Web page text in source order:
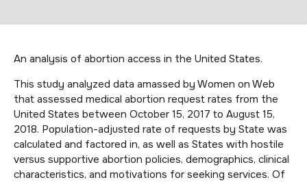
An analysis of abortion access in the United States.
This study analyzed data amassed by Women on Web
that assessed medical abortion request rates from the
United States between October 15, 2017 to August 15,
2018. Population-adjusted rate of requests by State was
calculated and factored in, as well as States with hostile
versus supportive abortion policies, demographics, clinical
characteristics, and motivations for seeking services. Of